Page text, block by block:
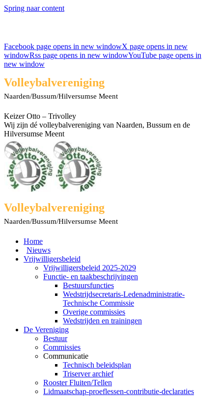
Spring naar content
Facebook page opens in new windowX page opens in new
windowRss page opens in new windowYouTube page opens in
new window
Volleybalvereniging
Naarden/Bussum/Hilversumse Meent
Keizer Otto – Trivolley
Wij zijn dé volleybalvereniging van Naarden, Bussum en de
Hilversumse Meent
Volleybalvereniging
Naarden/Bussum/Hilversumse Meent
Home
Nieuws
Vrijwilligersbeleid
Vrijwilligersbeleid 2025-2029
Functie- en taakbeschrijvingen
Bestuursfuncties
Wedstrijdsecretaris-Ledenadministratie-
Technische Commissie
Overige commissies
Wedstrijden en trainingen
De Vereniging
Bestuur
Commissies
Communicatie
Technisch beleidsplan
Triserver archief
Rooster Fluiten/Tellen
Lidmaatschap-proeflessen-contributie-declaraties